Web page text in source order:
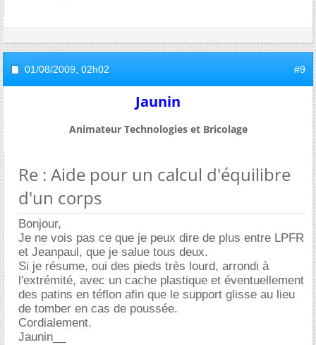
01/08/2009, 02h02 #9
Jaunin
Animateur Technologies et Bricolage
Re : Aide pour un calcul d'équilibre
d'un corps
Bonjour,
Je ne vois pas ce que je peux dire de plus entre LPFR
et Jeanpaul, que je salue tous deux.
Si je résume, oui des pieds très lourd, arrondi à
l'extrémité, avec un cache plastique et éventuellement
des patins en téflon afin que le support glisse au lieu
de tomber en cas de poussée.
Cordialement.
Jaunin__